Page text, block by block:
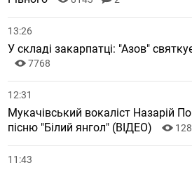
13:26
У складі закарпатці: "Азов"
7768
12:31
Мукачівський вокаліст Назарій
пісню "Білий янгол" (ВІДЕО)
11:43